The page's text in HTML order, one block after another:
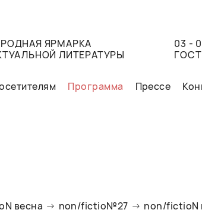
ЯРМАРКА
ЛИТЕРАТУРЫ
03 -
Программа Прессе
весна non/fictio№27
non/fictioN